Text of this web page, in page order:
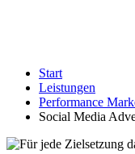
Start
Leistungen
Performance
Social Media